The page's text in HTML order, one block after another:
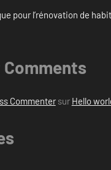
pour l’rénovation de
Comments
Commentersur Hello